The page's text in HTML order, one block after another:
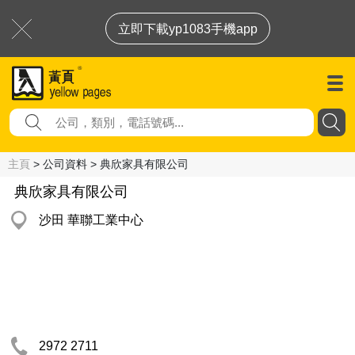
立即下載yp1083手機app
主頁 > 公司資料 > 典欣家具有限公司
典欣家具有限公司
沙田 華聯工業中心
2972 2711